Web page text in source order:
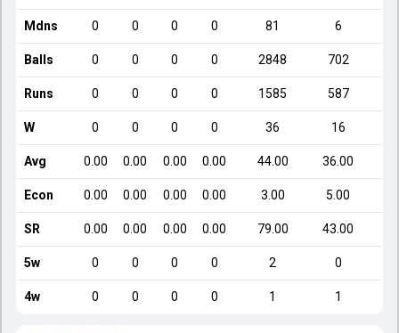
Mdns 0 0 0 0 81 6
Balls 0 0 0 0 2848 702
Runs 0 0 0 0 1585 587
W 0 0 0 0 36 16
Avg 0.00 0.00 0.00 0.00 44.00 36.00
Econ 0.00 0.00 0.00 0.00 3.00 5.00
SR 0.00 0.00 0.00 0.00 79.00 43.00
5w 0 0 0 0 2 0
4w 0 0 0 0 1 1